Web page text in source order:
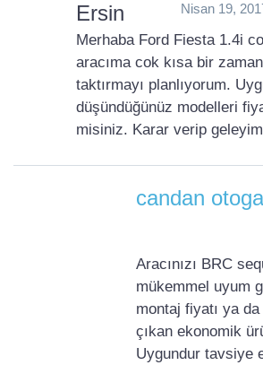
Ersin Nisan 19,
Merhaba Ford Fiesta 1.4i
aracıma cok kısa bir
taktırmayı planlıyorum.
düşündüğünüz modelleri
misiniz. Karar verip
candan
Aracınızı BRC
mükemmel uyum
montaj fiyatı ya
çıkan ekonomik
Uygundur tavsiye